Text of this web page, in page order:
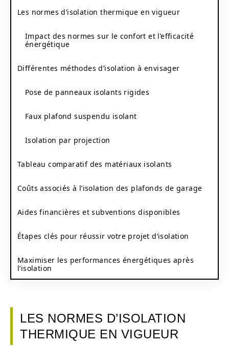
Les normes d’isolation thermique en vigueur
Impact des normes sur le confort et l’efficacité
énergétique
Différentes méthodes d’isolation à envisager
Pose de panneaux isolants rigides
Faux plafond suspendu isolant
Isolation par projection
Tableau comparatif des matériaux isolants
Coûts associés à l’isolation des plafonds de garage
Aides financières et subventions disponibles
Étapes clés pour réussir votre projet d’isolation
Maximiser les performances énergétiques après
l’isolation
LES NORMES D’ISOLATION
THERMIQUE EN VIGUEUR